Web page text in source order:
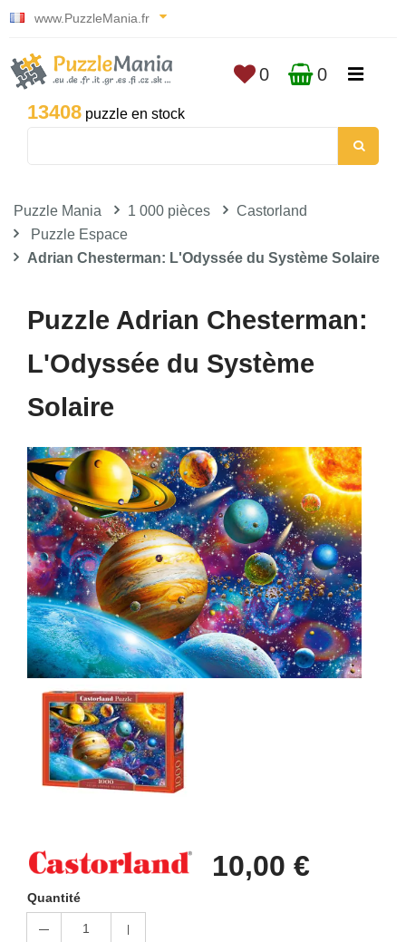
www.PuzzleMania.fr
13408 puzzle en stock
0 0
Puzzle Mania 1 000 pièces
Castorland
Puzzle Espace
Adrian Chesterman: L'Odyssée du Système Solaire
Puzzle Adrian Chesterman:
L'Odyssée du Système
Solaire
10,00 €
Quantité
1